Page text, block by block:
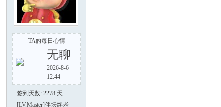
TA的每日心情
无聊
2026-8-6
12:44
签到天数: 2278 天
[LV.Master]伴坛终老